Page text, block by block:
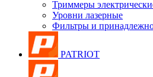
Триммеры
Уровни лазерные
Фильтры и
PATRIOT